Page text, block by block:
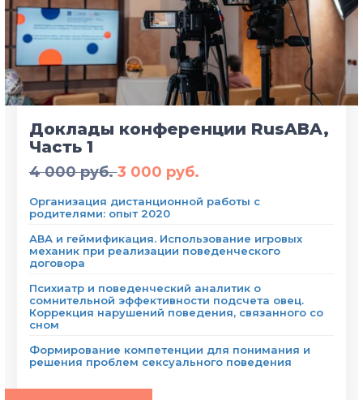
Доклады конференции RusABA,
Часть 1
4 000 руб.3 000 руб.
Организация дистанционной работы с
родителями: опыт 2020
АВА и геймификация. Использование игровых
механик при реализации поведенческого
договора
Психиатр и поведенческий аналитик о
сомнительной эффективности подсчета овец.
Коррекция нарушений поведения, связанного со
сном
Формирование компетенции для понимания и
решения проблем сексуального поведения